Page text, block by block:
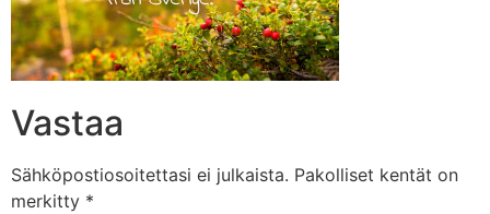
Vastaa
Sähköpostiosoitettasi ei julkaista. Pakolliset kentät on
merkitty *